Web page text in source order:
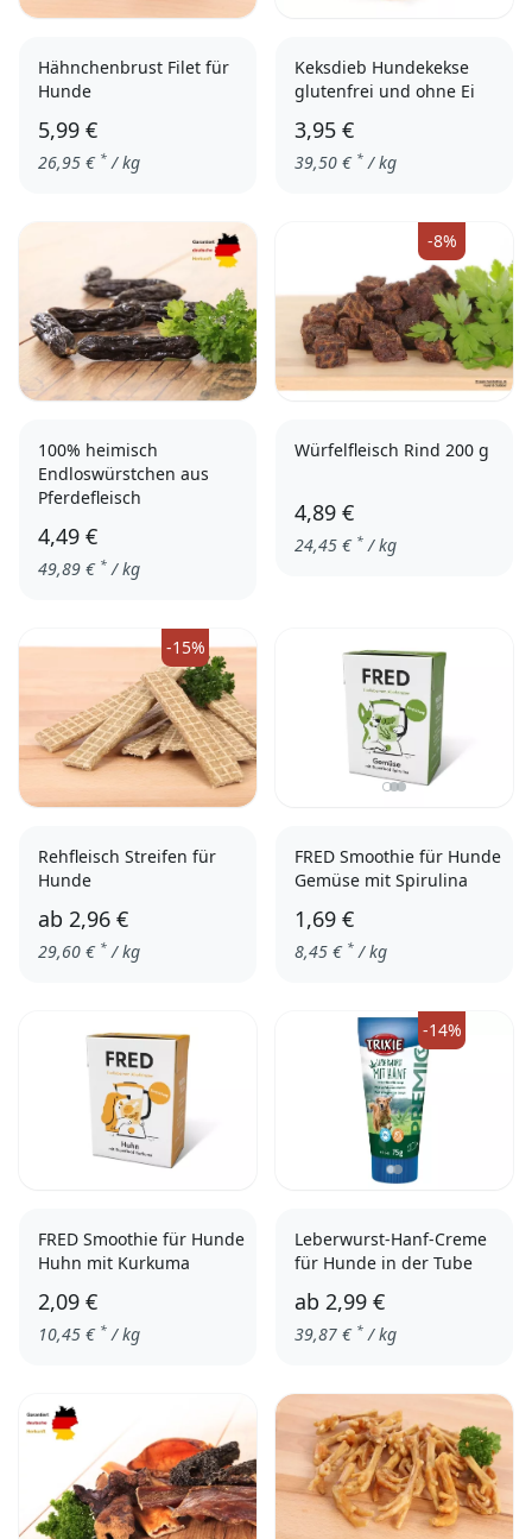
Hähnchenbrust Filet für
Hunde
5,99 €
26,95 € * / kg
Keksdieb Hundekekse
glutenfrei und ohne Ei
3,95 €
39,50 € * / kg
100% heimisch
Endloswürstchen aus
Pferdefleisch
4,49 €
49,89 € * / kg
-8%
Würfelfleisch Rind 200 g
4,89 €
24,45 € * / kg
-15%
Rehfleisch Streifen für
Hunde
ab 2,96 €
29,60 € * / kg
FRED Smoothie für Hunde
Gemüse mit Spirulina
1,69 €
8,45 € * / kg
FRED Smoothie für Hunde
Huhn mit Kurkuma
2,09 €
10,45 € * / kg
-14%
Leberwurst-Hanf-Creme
für Hunde in der Tube
ab 2,99 €
39,87 € * / kg